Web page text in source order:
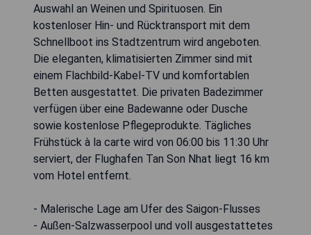
Auswahl an Weinen und Spirituosen. Ein
kostenloser Hin- und Rücktransport mit dem
Schnellboot ins Stadtzentrum wird angeboten.
Die eleganten, klimatisierten Zimmer sind mit
einem Flachbild-Kabel-TV und komfortablen
Betten ausgestattet. Die privaten Badezimmer
verfügen über eine Badewanne oder Dusche
sowie kostenlose Pflegeprodukte. Tägliches
Frühstück à la carte wird von 06:00 bis 11:30 Uhr
serviert, der Flughafen Tan Son Nhat liegt 16 km
vom Hotel entfernt.
- Malerische Lage am Ufer des Saigon-Flusses
- Außen-Salzwasserpool und voll ausgestattetes